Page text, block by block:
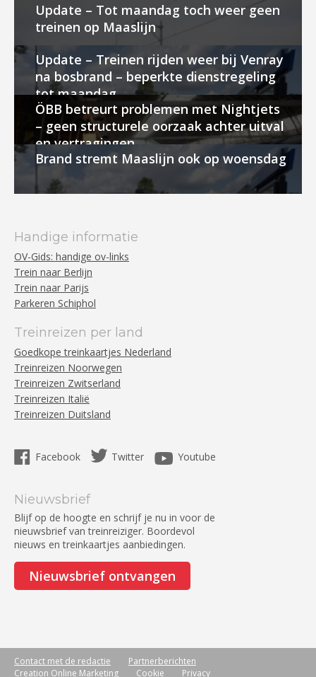
Update – Tot maandag toch weer geen
treinen op Maaslijn
Update – Treinen rijden weer bij Venray
na bosbrand – beperkte dienstregeling
tot maandag
ÖBB betreurt problemen met Nightjets
– geen structurele oorzaak achter uitval
en vertragingen
Brand stremt Maaslijn ook op woensdag
Handige informatie
OV-Gids: handige ov-links
Trein naar Berlijn
Trein naar Parijs
Parkeren Schiphol
Treinreizen per land
Goedkope treinkaartjes Nederland
Treinreizen Noorwegen
Treinreizen Zwitserland
Treinreizen Italië
Treinreizen Duitsland
Facebook Twitter Youtube
Nieuwsbrief
Blijf op de hoogte en schrijf je nu in voor de
nieuwsbrief van treinreiziger. Boordevol
nieuws en treinkaartjes aanbiedingen.
Nieuwsbrief ontvangen
Contact met de redactie
Partnerberichten
Creation Online Marketing
Cookie Privacy